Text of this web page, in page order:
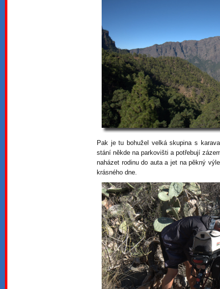
Pak je tu bohužel velká skupina s
stání někde na parkovišti a potřebují
naházet rodinu do auta a jet na pěkný
krásného dne.